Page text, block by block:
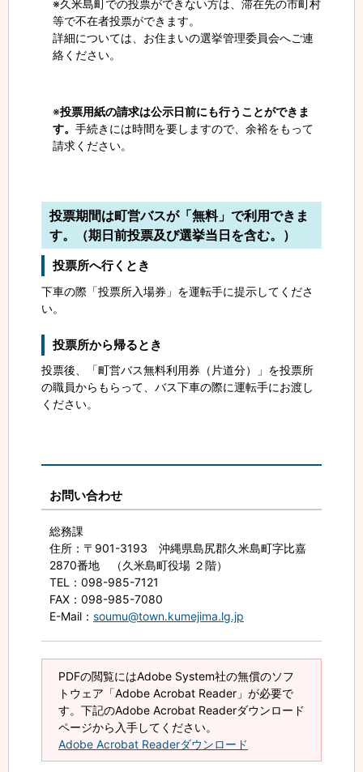
※久米島町での投票ができない方は、滞在先の市町村
等で不在者投票ができます。
詳細については、お住まいの選挙管理委員会へご連
絡ください。
※投票用紙の請求は公示日前にも行うことができま
す。 手続きには時間を要しますので、余裕をもって
請求ください。
投票期間は町営バスが「無料」で利用できま
す。
（期日前投票及び選挙当日を含む。）
投票所へ行くとき
下車の際「投票所入場券」を運転手に提示してくださ
い。
投票所から帰るとき
投票後、「町営バス無料利用券（片道分）」を投票所
の職員からもらって、バス下車の際に運転手にお渡し
ください。
お問い合わせ
総務課
住所 ：〒901-3193 沖縄県島尻郡久米島町字比嘉
2870番地 （久米島町役場 ２階）
TEL
：098-985-7121
FAX ：098-985-7080
E-Mail ： soumu@town.kumejima.lg.jp
PDFの閲覧にはAdobe System社の無償のソフ
トウェア「Adobe Acrobat Reader」が必要で
す。下記のAdobe Acrobat Readerダウンロード
ページから入手してください。
Adobe Acrobat Readerダウンロード